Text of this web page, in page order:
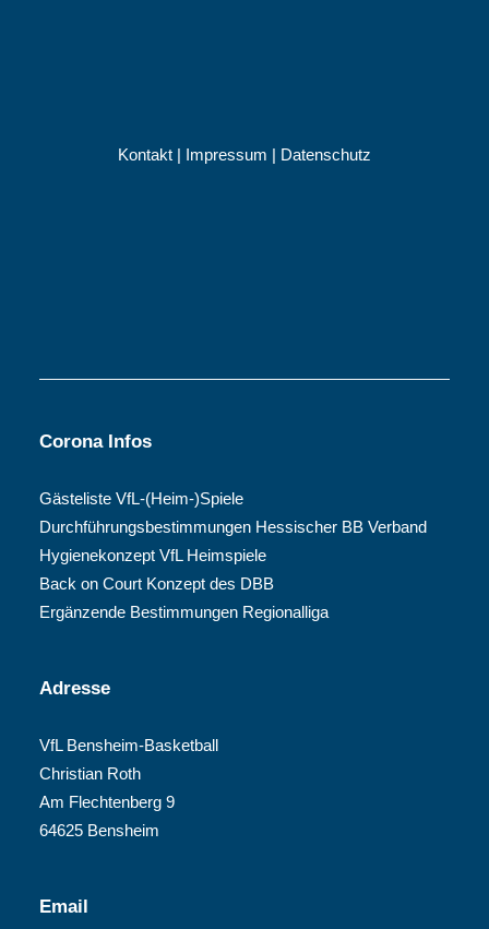
Kontakt | Impressum | Datenschutz
Corona Infos
Gästeliste VfL-(Heim-)Spiele
Durchführungsbestimmungen Hessischer BB Verband
Hygienekonzept VfL Heimspiele
Back on Court Konzept des DBB
Ergänzende Bestimmungen Regionalliga
Adresse
VfL Bensheim-Basketball
Christian Roth
Am Flechtenberg 9
64625 Bensheim
Email